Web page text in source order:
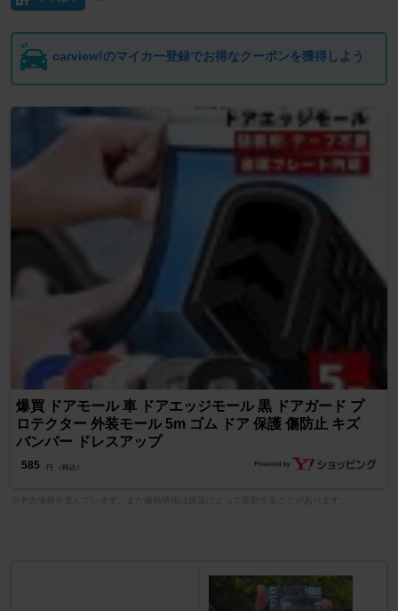
carview!のマイカー登録でお得なクーポンを獲得しよう
爆買 ドアモール 車 ドアエッジモール 黒 ドアガード プ
ロテクター 外装モール 5m ゴム ドア 保護 傷防止 キズ
バンパー ドレスアップ
585 円 （税込）